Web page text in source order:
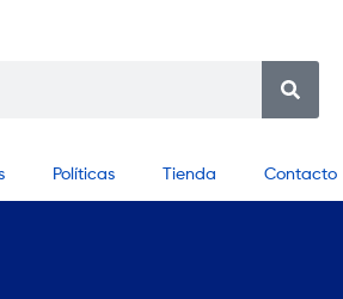
Políticas Tienda Contacto